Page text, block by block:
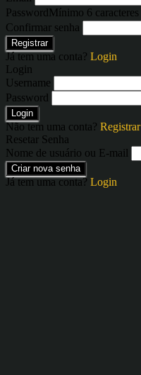
PasswordMínimo 6 caracteres
Confirmar senha
Registrar
Já tem uma conta? Login
Login
Username
Password
Login
Não tem uma conta? Registrar
Resetar Senha
Nome de usuário ou E-mail
Criar nova senha
Já tem uma conta? Login